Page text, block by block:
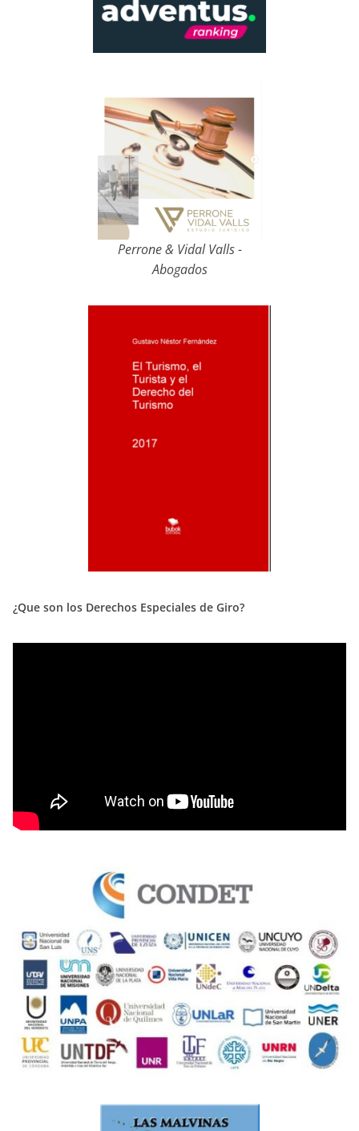
Perrone & Vidal Valls -
Abogados
¿Que son los Derechos Especiales de Giro?